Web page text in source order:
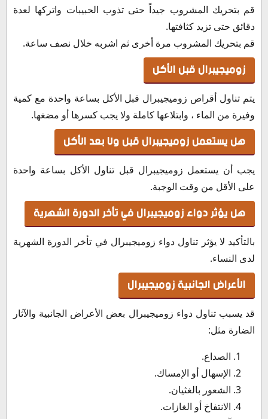
قم بتحريك المشروب جيداً حتى تذوب الحبيبات واتركها لعدة
دقائق حتى تزيد كثافتها.
قم بتحريك المشروب مرة أخرى ثم اشربه خلال نصف ساعة.
زوميجيبرال قبل الأكل
يتم تناول أقراص زوميجيبرال قبل الأكل بساعة واحدة مع كمية
وفيرة من الماء ، وابتلاعها كاملة ولا يجب كسرها أو مضغها.
هل يستعمل زوميجيبرال قبل ولا بعد الأكل
يجب أن يستعمل زوميجيبرال قبل تناول الأكل بساعة واحدة
على الأقل من وقت الوجبة.
هل يؤثر دواء زوميجيبرال في تأخر الدورة الشهرية
بالتأكيد لا يؤثر تناول دواء زوميجيبرال في تأخر الدورة الشهرية
لدى النساء.
الأعراض الجانبية زوميجيبرال
قد يسبب تناول دواء زوميجيبرال بعض الأعراض الجانبية والآثار
الضارة مثل:
الصداع.
الإسهال أو الإمساك.
الشعور بالغثيان.
الانتفاخ أو الغازات.